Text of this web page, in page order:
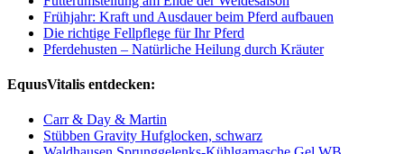
Frühjahr: Kraft und Ausdauer beim Pferd aufbauen
Die richtige Fellpflege für Ihr Pferd
Pferdehusten – Natürliche Heilung durch Kräuter
EquusVitalis entdecken:
Carr & Day & Martin
Stübben Gravity Hufglocken, schwarz